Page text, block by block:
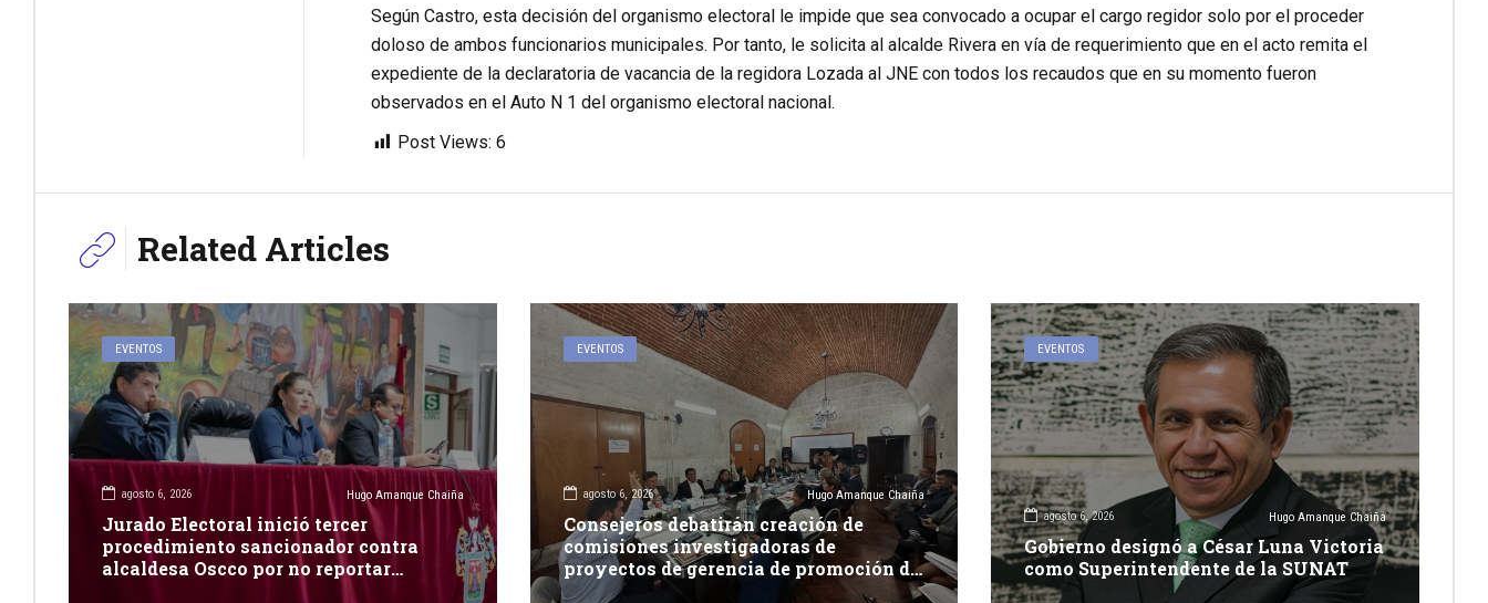
Según Castro, esta decisión del organismo electoral le impide que sea convocado a ocupar el cargo regidor solo por el proceder
doloso de ambos funcionarios municipales. Por tanto, le solicita al alcalde Rivera en vía de requerimiento que en el acto remita el
expediente de la declaratoria de vacancia de la regidora Lozada al JNE con todos los recaudos que en su momento fueron
observados en el Auto N 1 del organismo electoral nacional.
Post Views: 6
Related Articles
EVENTOS
agosto 6, 2026 Hugo Amanque Chaiña
Jurado Electoral inició tercer
procedimiento sancionador contra
alcaldesa Oscco por no reportar
EVENTOS
agosto 6, 2026 Hugo Amanque Chaiña
Consejeros debatirán creación de
comisiones investigadoras de
proyectos de gerencia de promoción de
inversión y carretera en Caylloma
EVENTOS
agosto 6, 2026 Hugo Amanque Chaiña
Gobierno designó a César Luna Victoria
como Superintendente de la SUNAT